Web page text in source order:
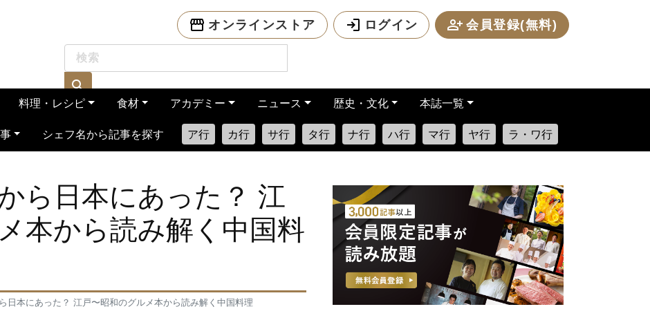
オンラインストア ログイン 会員登録(無料)
料理・レシピ 食材 アカデミー ニュース 歴史・文化 本誌一覧
シェフ名から記事を探す ア行 カ行 サ行 タ行 ナ行 ハ行 マ行 ヤ行 ラ・ワ行
ら日本にあった？ 江
本から読み解く中国料
日本にあった？ 江戸〜昭和のグルメ本から読み解く中国料理